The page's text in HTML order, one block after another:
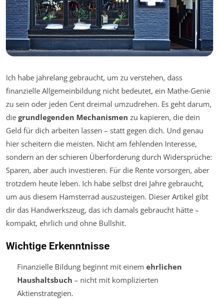
Ich habe jahrelang gebraucht, um zu verstehen, dass
finanzielle Allgemeinbildung nicht bedeutet, ein Mathe-Genie
zu sein oder jeden Cent dreimal umzudrehen. Es geht darum,
die grundlegenden Mechanismen zu kapieren, die dein
Geld für dich arbeiten lassen – statt gegen dich. Und genau
hier scheitern die meisten. Nicht am fehlenden Interesse,
sondern an der schieren Überforderung durch Widersprüche:
Sparen, aber auch investieren. Für die Rente vorsorgen, aber
trotzdem heute leben. Ich habe selbst drei Jahre gebraucht,
um aus diesem Hamsterrad auszusteigen. Dieser Artikel gibt
dir das Handwerkszeug, das ich damals gebraucht hätte –
kompakt, ehrlich und ohne Bullshit.
Wichtige Erkenntnisse
Finanzielle Bildung beginnt mit einem ehrlichen
Haushaltsbuch – nicht mit komplizierten
Aktienstrategien.